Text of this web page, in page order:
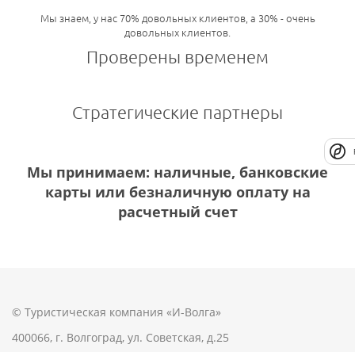
Мы знаем, у нас 70% довольных клиентов, а 30% - очень
довольных клиентов.
Проверены временем
Стратегические партнеры
Мы принимаем: наличные, банковские
карты или безналичную оплату на
расчетный счет
© Туристическая компания «И-Волга»
400066, г. Волгоград, ул. Советская, д.25